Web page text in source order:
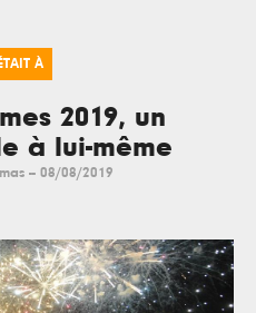
À
2019, un
à lui-même
-- 08/08/2019